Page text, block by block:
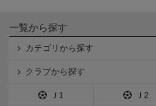
一覧から探す
カテゴリから探す
クラブから探す
Ｊ1 Ｊ2